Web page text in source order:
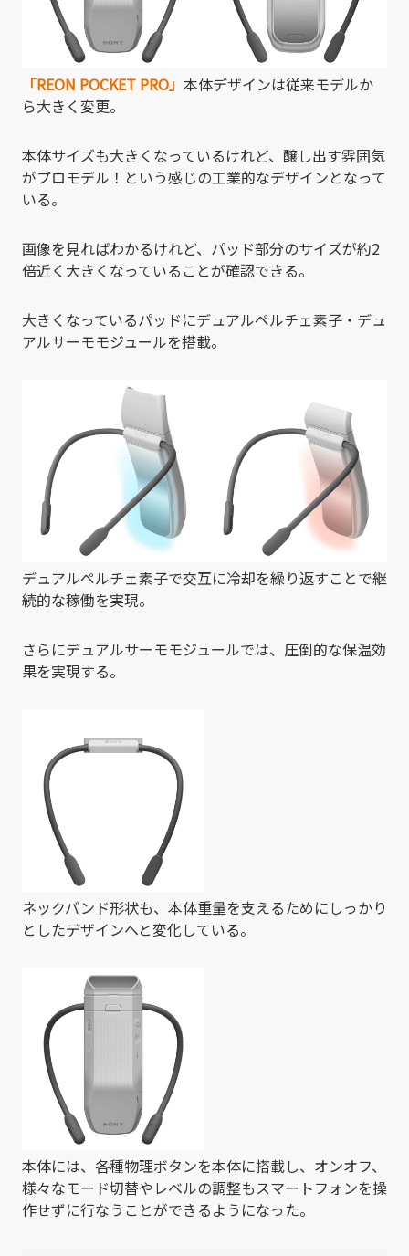
「REON POCKET PRO」 本体デザインは従来モデルか
ら大きく変更。
本体サイズも大きくなっているけれど、醸し出す雰囲気
がプロモデル！という感じの工業的なデザインとなって
いる。
画像を見ればわかるけれど、パッド部分のサイズが約2
倍近く大きくなっていることが確認できる。
大きくなっているパッドにデュアルペルチェ素子・デュ
アルサーモモジュールを搭載。
デュアルペルチェ素子で交互に冷却を繰り返すことで継
続的な稼働を実現。
さらにデュアルサーモモジュールでは、圧倒的な保温効
果を実現する。
ネックバンド形状も、本体重量を支えるためにしっかり
としたデザインへと変化している。
本体には、各種物理ボタンを本体に搭載し、オンオフ、
様々なモード切替やレベルの調整もスマートフォンを操
作せずに行なうことができるようになった。